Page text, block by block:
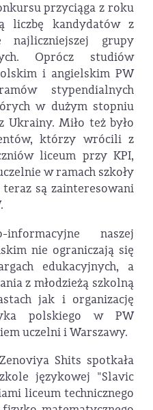
przyciąga z roku
liczbę kandydatów z
najliczniejszej grupy
Oprócz studiów
i angielskim PW
stypendialnych
w dużym stopniu
Ukrainy. Miło też było
którzy wrócili z
liceum przy KPI,
w ramach szkoły
są zainteresowani
informacyjne naszej
nie ograniczają się
edukacyjnych, a
z młodzieżą szkolną
jak i organizację
polskiego w PW
uczelni i Warszawy.
Shits spotkała
językowej "Slavic
liceum technicznego